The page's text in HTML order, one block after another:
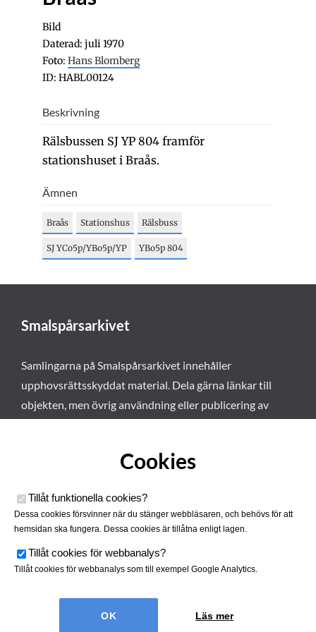
Bild
Daterad: juli 1970
Foto: Hans Blomberg
ID: HABL00124
Beskrivning
Rälsbussen SJ YP 804 framför
stationshuset i Braås.
Ämnen
Braås Stationshus Rälsbuss
SJ YCo5p/YBo5p/YP YBo5p 804
Smalspårsarkivet
Samlingarna på Smalspårsarkivet innehåller
upphovsrättsskyddat material. Dela gärna länkar till
objekten, men övrig användning eller publicering av
Smalspårsarkivet drivs av
Tjustbygdens Järnvägsförening
Cookies
Tillåt funktionella cookies?
Dessa cookies försvinner när du stänger webbläsaren, och behövs för att
hemsidan ska fungera. Dessa cookies är tillåtna enligt lagen.
Tillåt cookies för webbanalys?
Tillåt cookies för webbanalys som till exempel Google Analytics.
Läs mer